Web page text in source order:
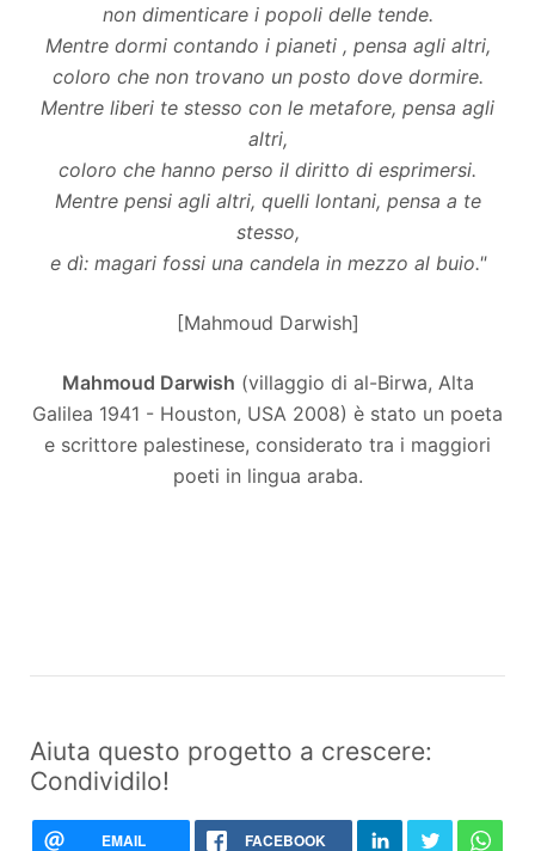
non dimenticare i popoli delle tende.
Mentre dormi contando i pianeti , pensa agli altri,
coloro che non trovano un posto dove dormire.
Mentre liberi te stesso con le metafore, pensa agli
altri,
coloro che hanno perso il diritto di esprimersi.
Mentre pensi agli altri, quelli lontani, pensa a te
stesso,
e dì: magari fossi una candela in mezzo al buio."
[Mahmoud Darwish]
Mahmoud Darwish (villaggio di al-Birwa, Alta
Galilea 1941 - Houston, USA 2008) è stato un poeta
e scrittore palestinese, considerato tra i maggiori
poeti in lingua araba.
Aiuta questo progetto a crescere:
Condividilo!
EMAIL FACEBOOK